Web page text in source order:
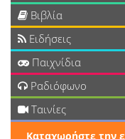
Βιβλία
Ειδήσεις
Παιχνίδια
Ραδιόφωνο
Ταινίες
Καταχωρήστε την